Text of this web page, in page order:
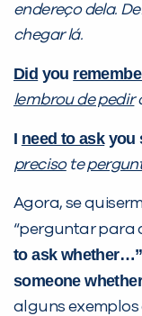
endereço dela.
chegar lá.
Did you
lembrou de pedir
I need to askyou
precisote
Agora, se
“perguntar para
to ask whether…”
someone
alguns exemplos